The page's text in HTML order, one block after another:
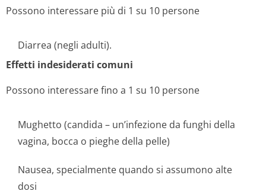
Possono interessare più di 1 su 10 persone
Diarrea (negli adulti).
Effetti indesiderati comuni
Possono interessare fino a 1 su 10 persone
Mughetto (candida – un’infezione da funghi della
vagina, bocca o pieghe della pelle)
Nausea, specialmente quando si assumono alte
dosi